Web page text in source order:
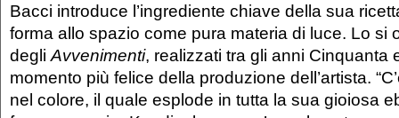
Bacci introduce l’ingrediente chiave della sua
forma allo spazio come pura materia di luce. Lo si
degli Avvenimenti, realizzati tra gli anni Cinquanta
momento più felice della produzione dell’artista.
nel colore, il quale esplode in tutta la sua gioiosa